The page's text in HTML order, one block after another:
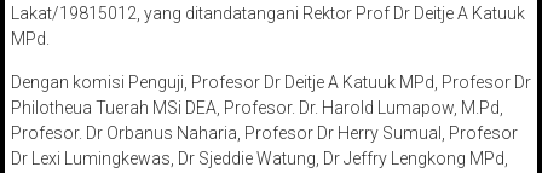
Lakat/19815012, yang ditandatangani Rektor Prof Dr Deitje A Katuuk
MPd.
Dengan komisi Penguji, Profesor Dr Deitje A Katuuk MPd, Profesor Dr
Philotheua Tuerah MSi DEA, Profesor. Dr. Harold Lumapow, M.Pd,
Profesor. Dr Orbanus Naharia, Profesor Dr Herry Sumual, Profesor
Dr Lexi Lumingkewas, Dr Sjeddie Watung, Dr Jeffry Lengkong MPd,